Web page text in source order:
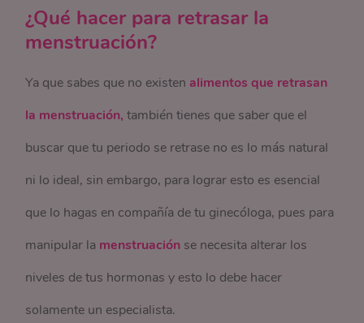
¿Qué hacer para retrasar la
menstruación?
Ya que sabes que no existen alimentos que retrasan
la menstruación, también tienes que saber que el
buscar que tu periodo se retrase no es lo más natural
ni lo ideal, sin embargo, para lograr esto es esencial
que lo hagas en compañía de tu ginecóloga, pues para
manipular la menstruación se necesita alterar los
niveles de tus hormonas y esto lo debe hacer
solamente un especialista.